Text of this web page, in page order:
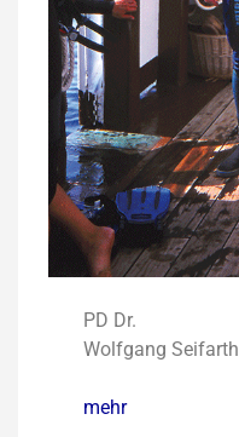
PD Dr.
Wolfgang Seifarth
mehr